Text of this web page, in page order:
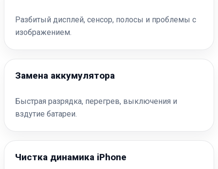
Разбитый дисплей, сенсор, полосы и проблемы с
изображением.
Замена аккумулятора
Быстрая разрядка, перегрев, выключения и
вздутие батареи.
Чистка динамика iPhone